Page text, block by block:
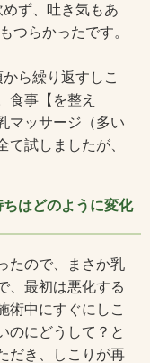
ず、吐き気もあ
つらかったです。
ら繰り返すしこ
食事【を整え
マッサージ（多い
て試しましたが、
はどのように変化
たので、まさか乳
、最初は悪化する
術中にすぐにしこ
のにどうして？と
だき、しこりが再